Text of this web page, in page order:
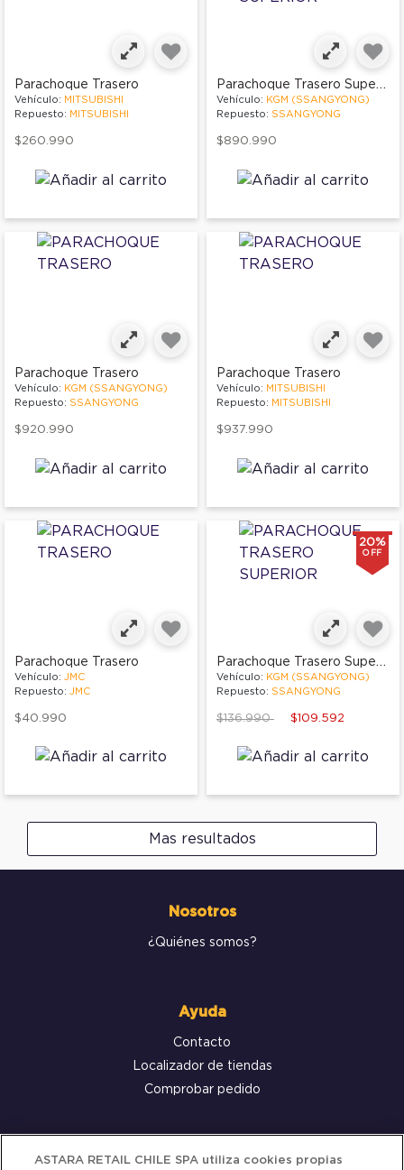
Parachoque Trasero
Vehículo: MITSUBISHI
Repuesto: MITSUBISHI
$260.990
Parachoque Trasero Superior
Vehículo: KGM (SSANGYONG)
Repuesto: SSANGYONG
$890.990
Parachoque Trasero
Vehículo: KGM (SSANGYONG)
Repuesto: SSANGYONG
$920.990
Parachoque Trasero
Vehículo: MITSUBISHI
Repuesto: MITSUBISHI
$937.990
Parachoque Trasero
Vehículo: JMC
Repuesto: JMC
$40.990
20%
OFF
Parachoque Trasero Superior
Vehículo: KGM (SSANGYONG)
Repuesto: SSANGYONG
Price reduced from
$136.990to $109.592
Mas resultados
Nosotros
¿Quiénes somos?
Ayuda
Contacto
Localizador de tiendas
Comprobar pedido
Servicio al cliente
ASTARA RETAIL CHILE SPA utiliza cookies propias